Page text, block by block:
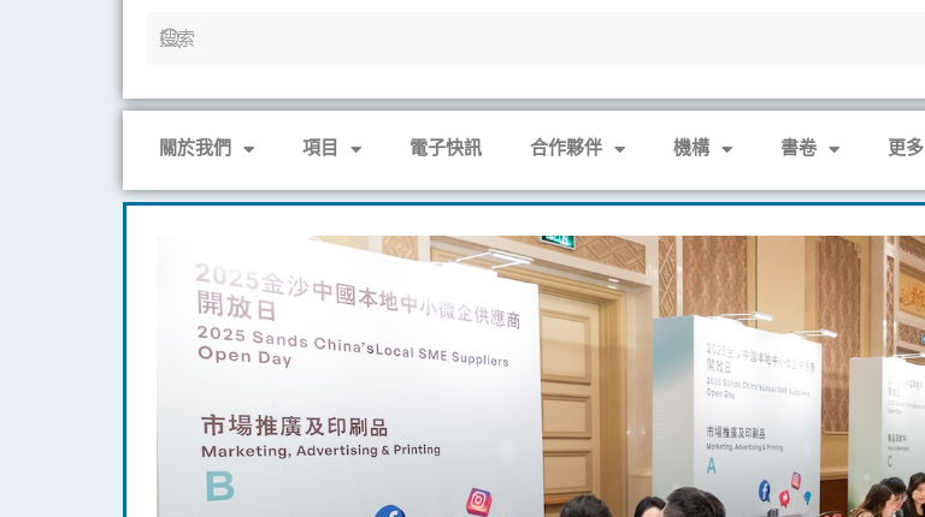
關於我們 項目 電子快訊 合作夥伴 機構 書卷 更多